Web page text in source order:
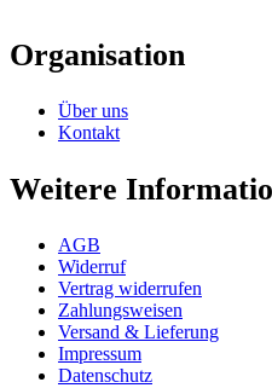
Organisation
Über uns
Kontakt
Weitere
AGB
Widerruf
Vertrag widerrufen
Zahlungsweisen
Versand & Lieferung
Impressum
Datenschutz